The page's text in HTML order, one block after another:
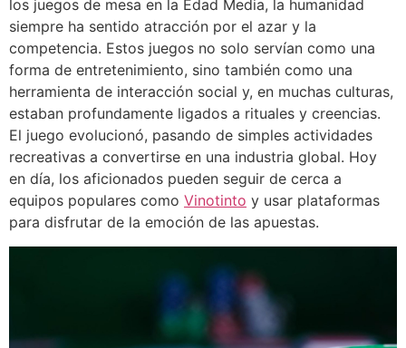
los juegos de mesa en la Edad Media, la humanidad
siempre ha sentido atracción por el azar y la
competencia. Estos juegos no solo servían como una
forma de entretenimiento, sino también como una
herramienta de interacción social y, en muchas culturas,
estaban profundamente ligados a rituales y creencias.
El juego evolucionó, pasando de simples actividades
recreativas a convertirse en una industria global. Hoy
en día, los aficionados pueden seguir de cerca a
equipos populares como Vinotinto y usar plataformas
para disfrutar de la emoción de las apuestas.